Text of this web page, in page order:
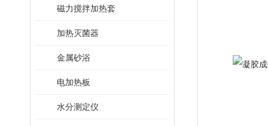
磁力搅拌加热套
加热灭菌器
金属砂浴
电加热板
水分测定仪